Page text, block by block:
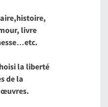
livre
la liberté
de la